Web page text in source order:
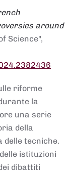
around
Science",
riforme
la
una serie
della
delle tecniche.
istituzioni
dibattiti